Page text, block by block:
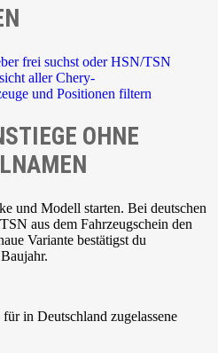
frei suchst oder HSN/TSN
aller Chery-
und Positionen filtern
OHNE
und Modell starten. Bei deutschen
aus dem Fahrzeugschein den
Variante bestätigst du
in Deutschland zugelassene